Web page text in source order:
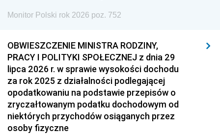
Monitor Polski rok 2026 poz. 752
OBWIESZCZENIE MINISTRA RODZINY,
PRACY I POLITYKI SPOŁECZNEJ z dnia 29
lipca 2026 r. w sprawie wysokości dochodu
za rok 2025 z działalności podlegającej
opodatkowaniu na podstawie przepisów o
zryczałtowanym podatku dochodowym od
niektórych przychodów osiąganych przez
osoby fizyczne